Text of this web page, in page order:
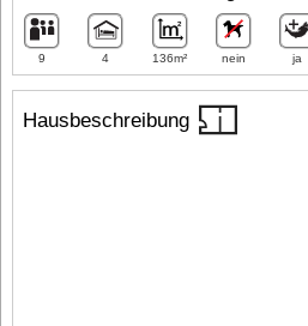
Hausbeschreibung
9 4 136m² nein ja